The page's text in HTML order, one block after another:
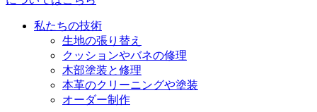
ョ
私たちの技術
生地の張り替え
クッションやバネの修理
木部塗装と修理
本革のクリーニングや塗装
オーダー制作